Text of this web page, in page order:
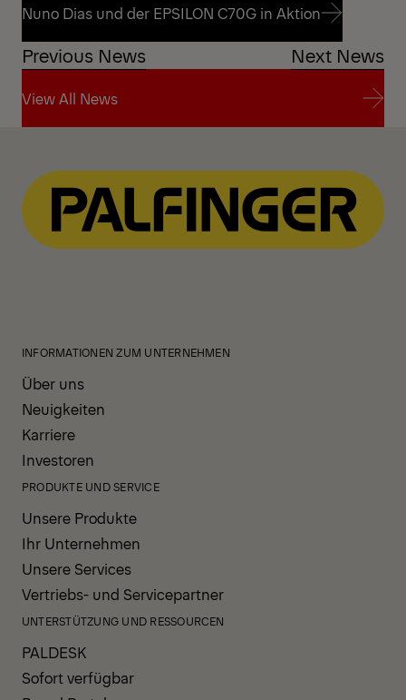
Nuno Dias und der EPSILON C70G in Aktion
Nuno Dias und der EPSILON C70G in Aktion
Previous News Next News
View All News
INFORMATIONEN ZUM UNTERNEHMEN
Über uns
Neuigkeiten
Karriere
Investoren
PRODUKTE UND SERVICE
Unsere Produkte
Ihr Unternehmen
Unsere Services
Vertriebs- und Servicepartner
UNTERSTÜTZUNG UND RESSOURCEN
PALDESK
Sofort verfügbar